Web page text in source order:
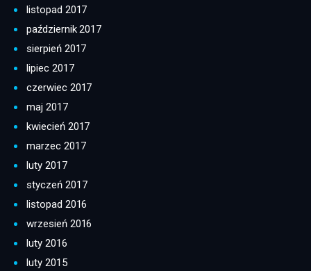
listopad 2017
październik 2017
sierpień 2017
lipiec 2017
czerwiec 2017
maj 2017
kwiecień 2017
marzec 2017
luty 2017
styczeń 2017
listopad 2016
wrzesień 2016
luty 2016
luty 2015